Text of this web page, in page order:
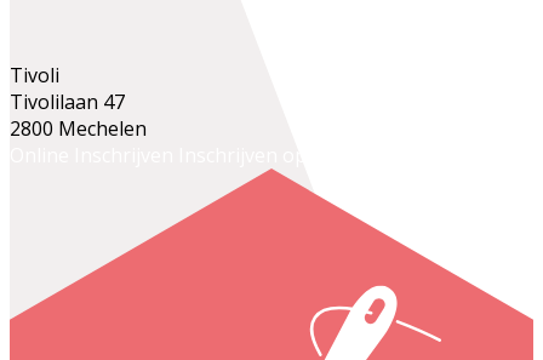
Tivoli
Tivolilaan 47
2800 Mechelen